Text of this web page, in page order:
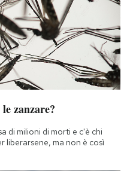
zanzare?
di milioni di morti e c'è chi
liberarsene, ma non è così